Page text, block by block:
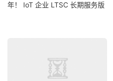
年！ IoT 企业 LTSC 长期服务版